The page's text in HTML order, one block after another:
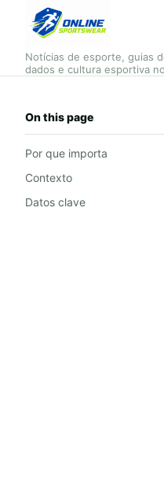
Notícias de esporte, guias
dados e cultura esportiva
On this page
Por que importa
Contexto
Datos clave